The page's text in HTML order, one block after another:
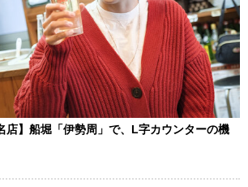
店】船堀「伊勢周」で、L字カウンターの機